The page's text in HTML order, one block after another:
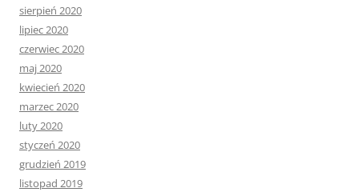
sierpień 2020
lipiec 2020
czerwiec 2020
maj 2020
kwiecień 2020
marzec 2020
luty 2020
styczeń 2020
grudzień 2019
listopad 2019